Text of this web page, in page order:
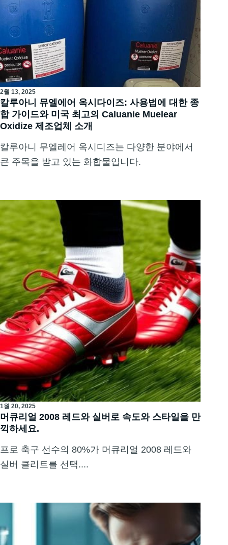
2월 13, 2025
칼루아니 뮤엘에어 옥시다이즈: 사용법에 대한 종
합 가이드와 미국 최고의 Caluanie Muelear
Oxidize 제조업체 소개
칼루아니 무엘레어 옥시디즈는 다양한 분야에서
큰 주목을 받고 있는 화합물입니다.
1월 20, 2025
머큐리얼 2008 레드와 실버로 속도와 스타일을 만
끽하세요.
프로 축구 선수의 80%가 머큐리얼 2008 레드와
실버 클리트를 선택....